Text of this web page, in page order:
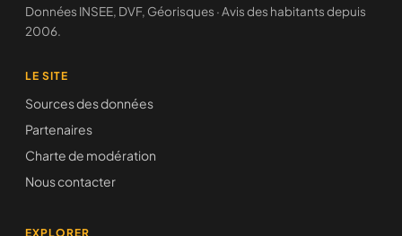
Données INSEE, DVF, Géorisques · Avis des habitants depuis
2006.
LE SITE
Sources des données
Partenaires
Charte de modération
Nous contacter
EXPLORER